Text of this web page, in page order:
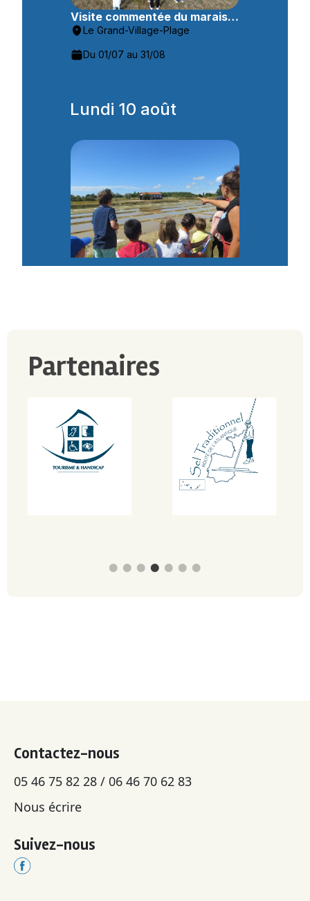
Partenaires
Contactez-nous
05 46 75 82 28 / 06 46 70 62 83
Nous écrire
Suivez-nous